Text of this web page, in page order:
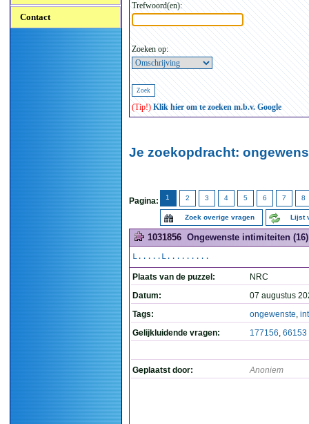
Contact
Trefwoord(en):
Zoeken op:
(Tip!) Klik hier om te zoeken m.b.v. Google
Je zoekopdracht:
Pagina: 1 2 3 4 5 6 7 8
Zoek overige vragen Lijst
1031856 Ongewenste intimiteiten (16)
L.....L.........
Plaats van de puzzel:
NRC
Datum:
07 augustus
Tags:
ongewenste,
Gelijkluidende vragen:
177156, 66153
Geplaatst door: Anoniem